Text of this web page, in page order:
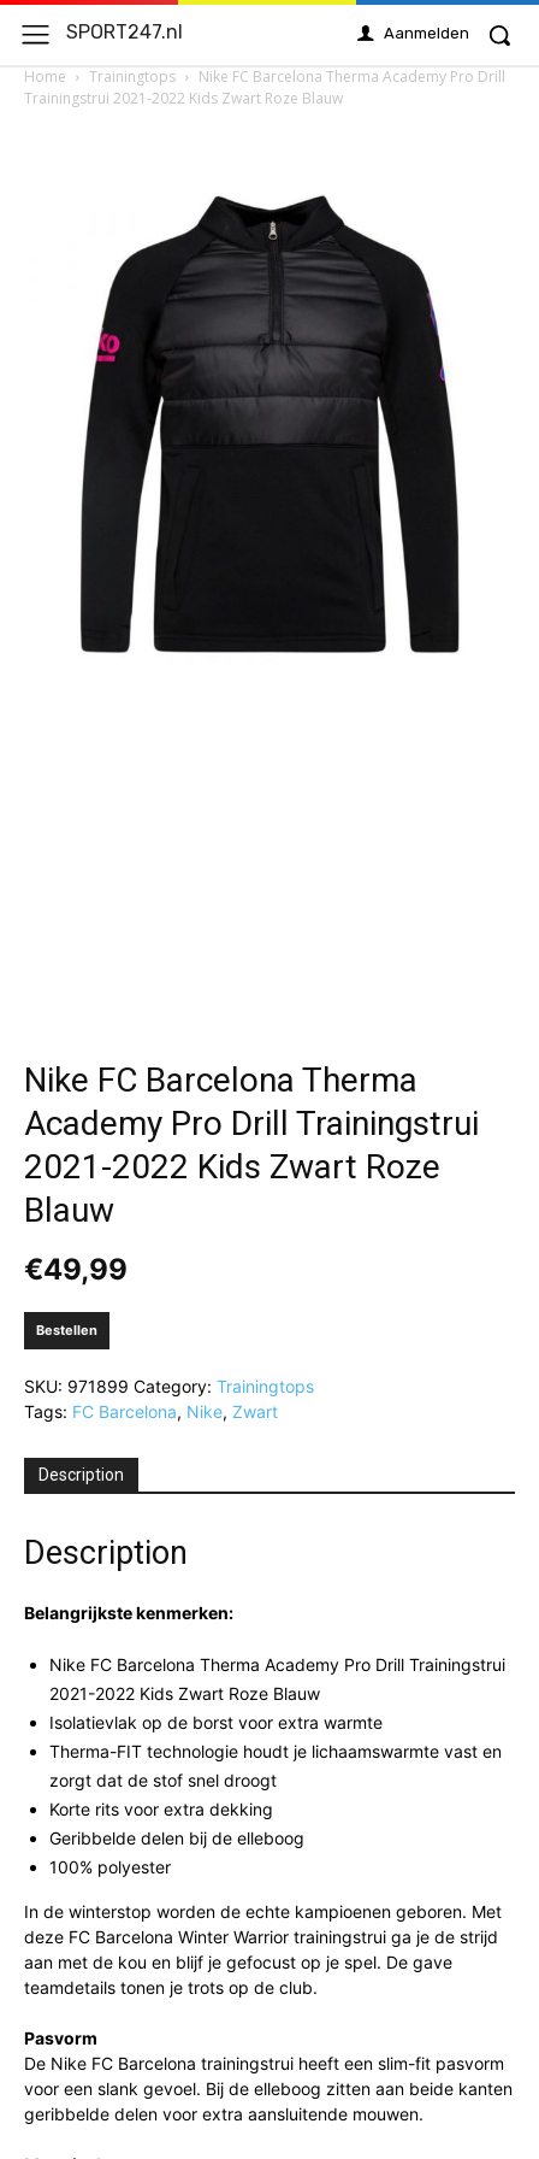
SPORT247.nl Aanmelden
Home Trainingtops
Nike FC Barcelona Therma Academy Pro Drill
Trainingstrui 2021-2022 Kids Zwart Roze Blauw
Nike FC Barcelona Therma
Academy Pro Drill Trainingstrui
2021-2022 Kids Zwart Roze
Blauw
€49,99
Bestellen
SKU: 971899 Category: Trainingtops
Tags: FC Barcelona, Nike, Zwart
Description
Description
Belangrijkste kenmerken:
Nike FC Barcelona Therma Academy Pro Drill Trainingstrui
2021-2022 Kids Zwart Roze Blauw
Isolatievlak op de borst voor extra warmte
Therma-FIT technologie houdt je lichaamswarmte vast en
zorgt dat de stof snel droogt
Korte rits voor extra dekking
Geribbelde delen bij de elleboog
100% polyester
In de winterstop worden de echte kampioenen geboren. Met
deze FC Barcelona Winter Warrior trainingstrui ga je de strijd
aan met de kou en blijf je gefocust op je spel. De gave
teamdetails tonen je trots op de club.
Pasvorm
De Nike FC Barcelona trainingstrui heeft een slim-fit pasvorm
voor een slank gevoel. Bij de elleboog zitten aan beide kanten
geribbelde delen voor extra aansluitende mouwen.